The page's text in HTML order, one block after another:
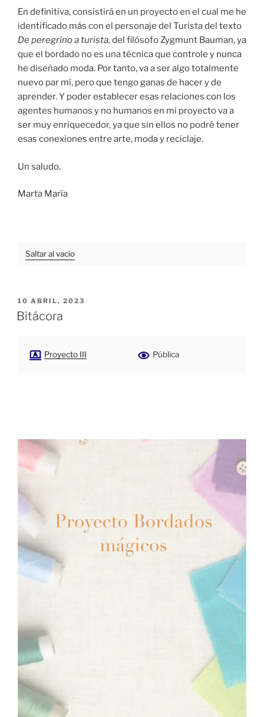
En definitiva, consistirá en un proyecto en el cual me he
identificado más con el personaje del Turista del texto
De peregrino a turista, del filósofo Zygmunt Bauman, ya
que el bordado no es una técnica que controle y nunca
he diseñado moda. Por tanto, va a ser algo totalmente
nuevo par mí, pero que tengo ganas de hacer y de
aprender. Y poder establecer esas relaciones con los
agentes humanos y no humanos en mi proyecto va a
ser muy enriquecedor, ya que sin ellos no podré tener
esas conexiones entre arte, moda y reciclaje.
Un saludo.
Marta María
Saltar al vacío
PUBLICADO
EL
10 ABRIL, 2023
Bitácora
Proyecto III Pública